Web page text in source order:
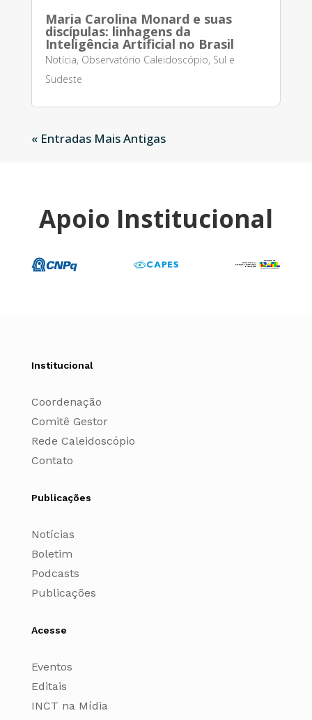
Maria Carolina Monard e suas
discípulas: linhagens da
Inteligência Artificial no Brasil
Notícia, Observatório Caleidoscópio, Sul e
Sudeste
« Entradas Mais Antigas
Apoio Institucional
Institucional
Coordenação
Comitê Gestor
Rede Caleidoscópio
Contato
Publicações
Notícias
Boletim
Podcasts
Publicações
Acesse
Eventos
Editais
INCT na Mídia